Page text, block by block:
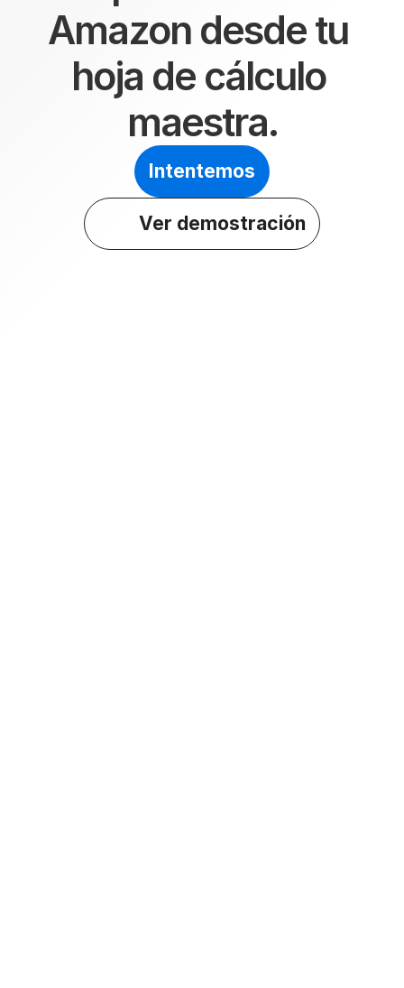
Amazon desde tu
hoja de cálculo
maestra.
Intentemos
Ver demostración